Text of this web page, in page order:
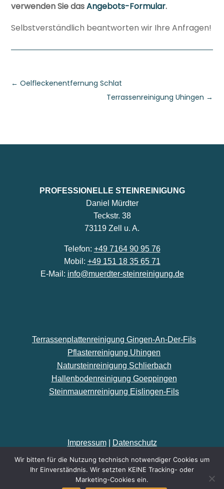
verwenden Sie dasAngebots-Formular.
Selbstverständlich beantworten wir Ihre Anfragen!
←Oelfleckenentfernung Schlat
Terrassenreinigung Uhingen →
PROFESSIONELLE STEINREINIGUNG
Daniel Mürdter
Teckstr. 38
73119 Zell u. A.
Telefon: +49 7164 90 95 76
Mobil: +49 151 18 35 65 71
E-Mail: info@muerdter-steinreinigung.de
Terrassenplattenreinigung Gingen-An-Der-Fils
Pflasterreinigung Uhingen
Natursteinreinigung Schlierbach
Hallenbodenreinigung Goeppingen
Steinmauernreinigung Eislingen-Fils
Impressum| Datenschutz
Made by kaelberer-online.de
Wir bitten für die Nutzung technisch notwendiger Cookies um
Ihr Einverständnis. Wir setzten KEINE Tracking- oder
Marketing-Cookies ein.